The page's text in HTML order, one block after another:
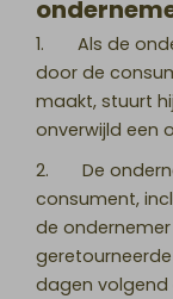
1. Als de
door de
maakt, stuurt
onverwijld een
2. De
consument,
de
dagen